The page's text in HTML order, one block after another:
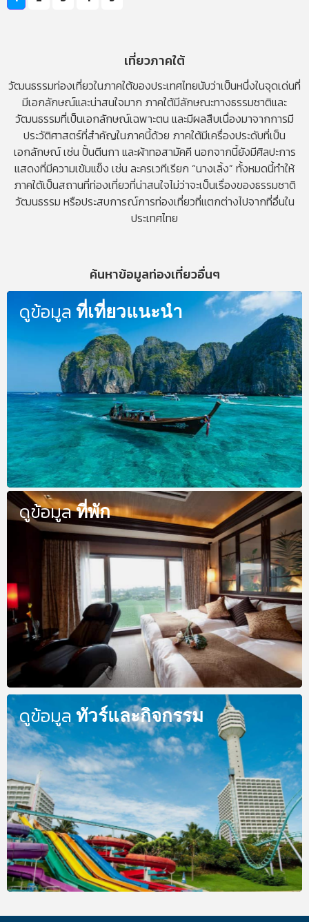
เที่ยวภาคใต้
วัฒนธรรมท่องเที่ยวในภาคใต้ของประเทศไทยนับว่าเป็นหนึ่งในจุดเด่นที่
มีเอกลักษณ์และน่าสนใจมาก ภาคใต้มีลักษณะทางธรรมชาติและ
วัฒนธรรมที่เป็นเอกลักษณ์เฉพาะตน และมีผลสืบเนื่องมาจากการมี
ประวัติศาสตร์ที่สำคัญในภาคนี้ด้วย ภาคใต้มีเครื่องประดับที่เป็น
เอกลักษณ์ เช่น ปั้นตีนกา และผ้าทอสามัคคี นอกจากนี้ยังมีศิลปะการ
แสดงที่มีความเข้มแข็ง เช่น ละครเวทีเรียก “นางเลิ้ง” ทั้งหมดนี้ทำให้
ภาคใต้เป็นสถานที่ท่องเที่ยวที่น่าสนใจไม่ว่าจะเป็นเรื่องของธรรมชาติ
วัฒนธรรม หรือประสบการณ์การท่องเที่ยวที่แตกต่างไปจากที่อื่นใน
ประเทศไทย
ค้นหาข้อมูลท่องเที่ยวอื่นๆ
ดูข้อมูลที่เที่ยวแนะนำ
ดูข้อมูลที่พัก
ดูข้อมูลทัวร์และกิจกรรม